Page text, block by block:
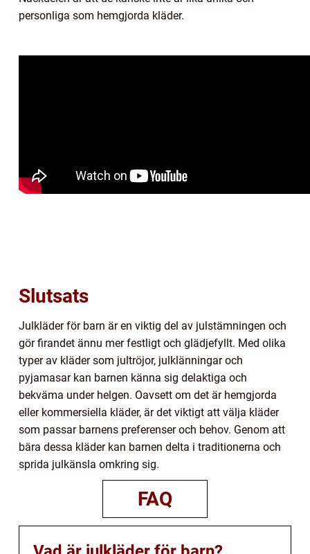
personliga som hemgjorda kläder.
Slutsats
Julkläder för barn är en viktig del av julstämningen och
gör firandet ännu mer festligt och glädjefyllt. Med olika
typer av kläder som jultröjor, julklänningar och
pyjamasar kan barnen känna sig delaktiga och
bekväma under helgen. Oavsett om det är hemgjorda
eller kommersiella kläder, är det viktigt att välja kläder
som passar barnens preferenser och behov. Genom att
bära dessa kläder kan barnen delta i traditionerna och
sprida julkänsla omkring sig.
FAQ